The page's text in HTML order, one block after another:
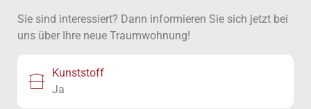
Sie sind interessiert? Dann informieren Sie sich jetzt bei
uns über Ihre neue Traumwohnung!
Kunststoff
Ja